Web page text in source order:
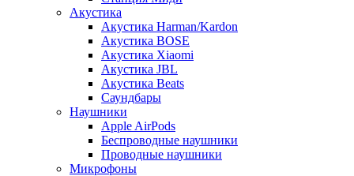
Акустика
Акустика Harman/Kardon
Акустика BOSE
Акустика Xiaomi
Акустика JBL
Акустика Beats
Саундбары
Наушники
Apple AirPods
Беспроводные наушники
Проводные наушники
Микрофоны